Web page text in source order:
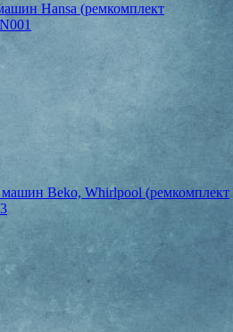
Hansa (ремкомплект
Beko, Whirlpool (ремкомплект